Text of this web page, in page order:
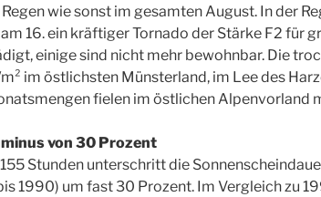
wie sonst im gesamten August. In der
16. ein kräftiger Tornado der Stärke F2 für
einige sind nicht mehr bewohnbar. Die
im östlichsten Münsterland, im Lee des
fielen im östlichen Alpenvorland
von 30 Prozent
Stunden unterschritt die
1990) um fast 30 Prozent. Im Vergleich zu